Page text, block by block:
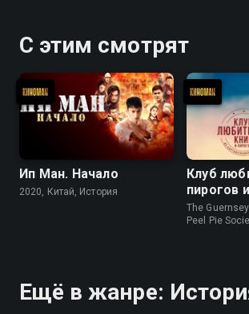
С этим смотрят
Ип Ман. Начало
2020, Китай, История
Клуб
пирогов
очистков
The
Peel Pie
Ещё в жанре: